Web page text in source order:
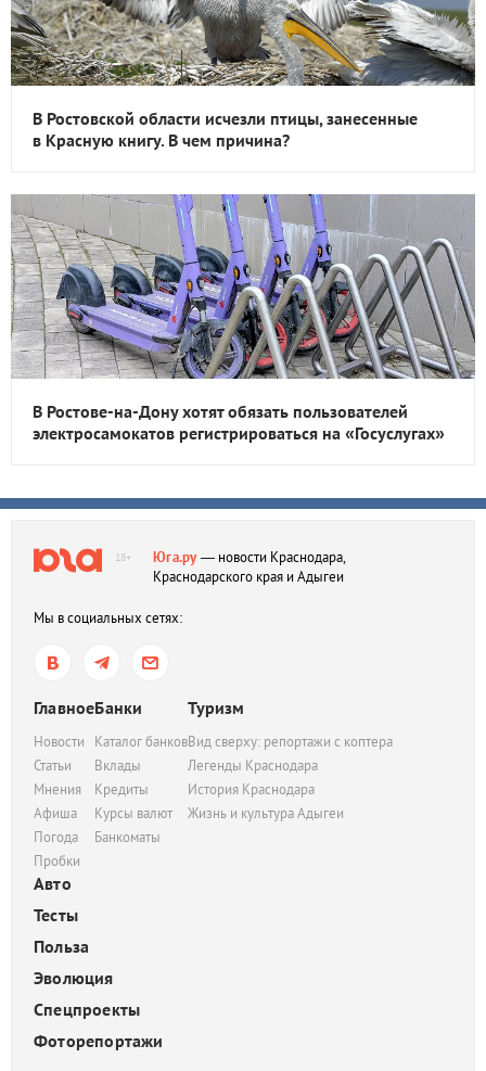
В Ростовской области исчезли птицы, занесенные
в Красную книгу. В чем причина?
В Ростове-на-Дону хотят обязать пользователей
электросамокатов регистрироваться на «Госуслугах»
18+ Юга.ру— новости Краснодара,
Краснодарского края и Адыгеи
Мы в социальных сетях:
Главное
Новости
Статьи
Мнения
Афиша
Погода
Пробки
Банки
Каталог банков
Вклады
Кредиты
Курсы валют
Банкоматы
Туризм
Вид сверху: репортажи с коптера
Легенды Краснодара
История Краснодара
Жизнь и культура Адыгеи
Авто
Тесты
Польза
Эволюция
Спецпроекты
Фоторепортажи